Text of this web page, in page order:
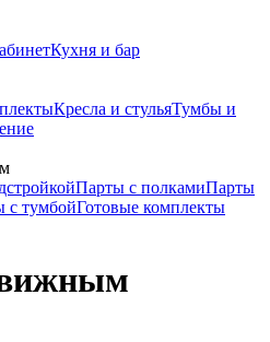
Кухня и бар
Кресла и стульяТумбы и
Парты с полкамиПарты
с тумбойГотовые комплекты